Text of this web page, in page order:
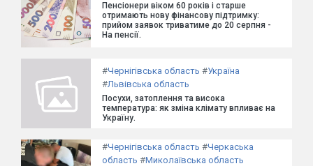
Пенсіонери віком 60 років і старше
отримають нову фінансову підтримку:
прийом заявок триватиме до 20 серпня -
На пенсії.
#Чернігівська область #Україна
#Львівська область
Посухи, затоплення та висока
температура: як зміна клімату впливає на
Україну.
#Чернігівська область #Черкаська
область #Миколаївська область